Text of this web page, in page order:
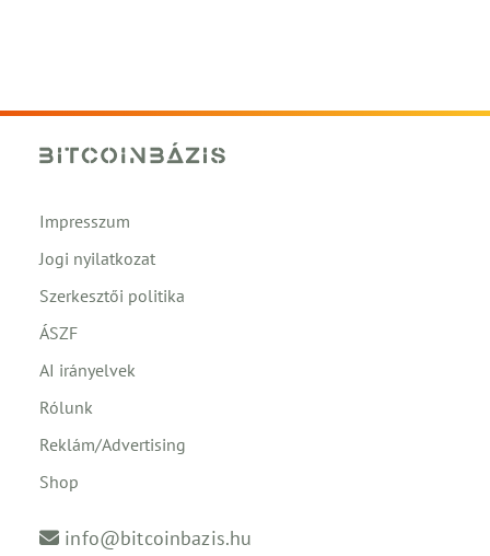
Impresszum
Jogi nyilatkozat
Szerkesztői politika
ÁSZF
AI irányelvek
Rólunk
Reklám/Advertising
Shop
info@bitcoinbazis.hu